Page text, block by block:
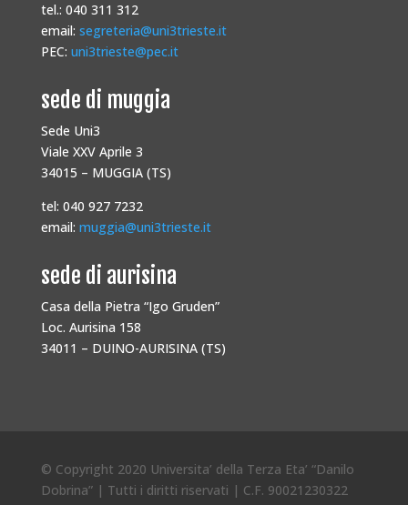
tel.: 040 311 312
email: segreteria@uni3trieste.it
PEC: uni3trieste@pec.it
sede di muggia
Sede Uni3
Viale XXV Aprile 3
34015 – MUGGIA (TS)
tel: 040 927 7232
email: muggia@uni3trieste.it
sede di aurisina
Casa della Pietra “Igo Gruden”
Loc. Aurisina 158
34011 – DUINO-AURISINA (TS)
© Copyright 2020 Universita’ della Terza Eta’ “Danilo
Dobrina” | Tutti i diritti riservati | C.F. 90021230322